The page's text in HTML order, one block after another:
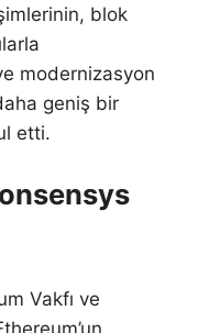
blok
modernizasyon
geniş bir
etti.
Vakfı ve